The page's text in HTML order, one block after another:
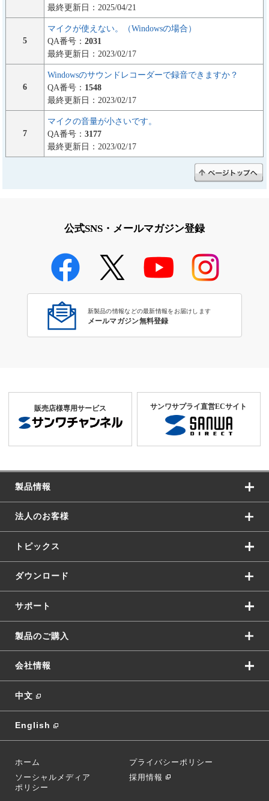
最終更新日：2025/04/21
5
マイクが使えない。（Windowsの場合）
QA番号： 2031
最終更新日：2023/02/17
6
Windowsのサウンドレコーダーで録音できますか？
QA番号： 1548
最終更新日：2023/02/17
7
マイクの音量が小さいです。
QA番号： 3177
最終更新日：2023/02/17
公式SNS・メールマガジン登録
新製品の情報などの最新情報をお届けします
メールマガジン無料登録
販売店様専用サービス サンワサプライ直営ECサイト
製品情報
法人のお客様
トピックス
ダウンロード
サポート
製品のご購入
会社情報
中文
English
ホーム
プライバシーポリシー
ソーシャルメディア
ポリシー
採用情報